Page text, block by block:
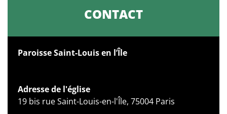
CONTACT
Paroisse Saint-Louis en l’Île
Adresse de l'église
19 bis rue Saint-Louis-en-l'Île, 75004 Paris